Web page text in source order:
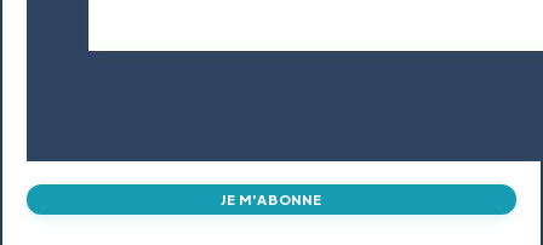
JE M'ABONNE